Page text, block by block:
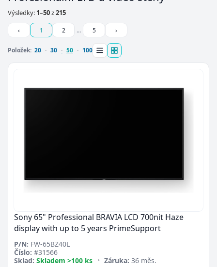
Výsledky: 1–50z215
‹ 1 2 … 5 ›
Položek: 20 30 50 100
Sony 65" Professional BRAVIA LCD 700nit Haze
display with up to 5 years PrimeSupport
P/N: FW-65BZ40L
Číslo: #31566
Sklad: Skladem >100 ks • Záruka: 36 měs.